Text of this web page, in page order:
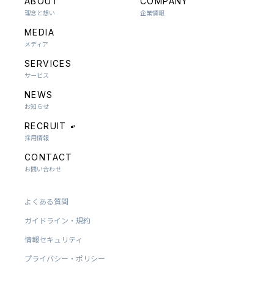
よくある質問
ガイドライン・規約
情報セキュリティ
プライバシー・ポリシー
理念と想い 企業情報
MEDIA
メディア
SERVICES
サービス
NEWS
お知らせ
RECRUIT
採用情報
CONTACT
お問い合わせ